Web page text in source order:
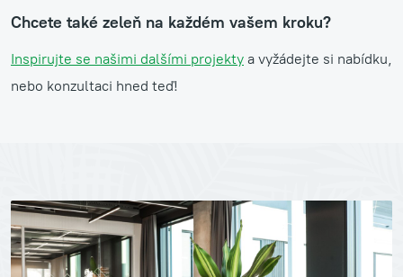
Chcete také zeleň na každém vašem kroku?
Inspirujte se našimi dalšími projekty a vyžádejte si nabídku,
nebo konzultaci hned teď!